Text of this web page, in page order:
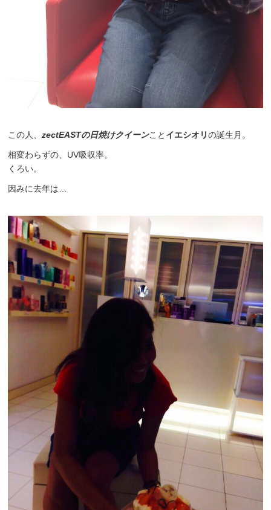
この人、zectEASTの日焼けクイーンこと イエシオリの誕生月。
相変わらずの、UV吸収率。
くろい。
因みに去年は…